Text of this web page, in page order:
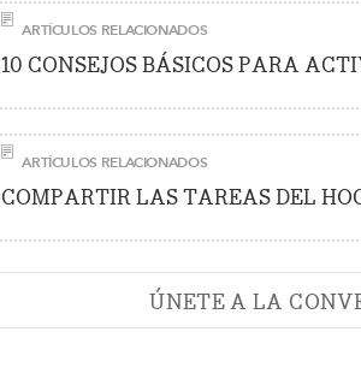
ARTÍCULOS RELACIONADOS
10 CONSEJOS BÁSICOS PARA
ARTÍCULOS RELACIONADOS
COMPARTIR LAS TAREAS DEL
ÚNETE A LA